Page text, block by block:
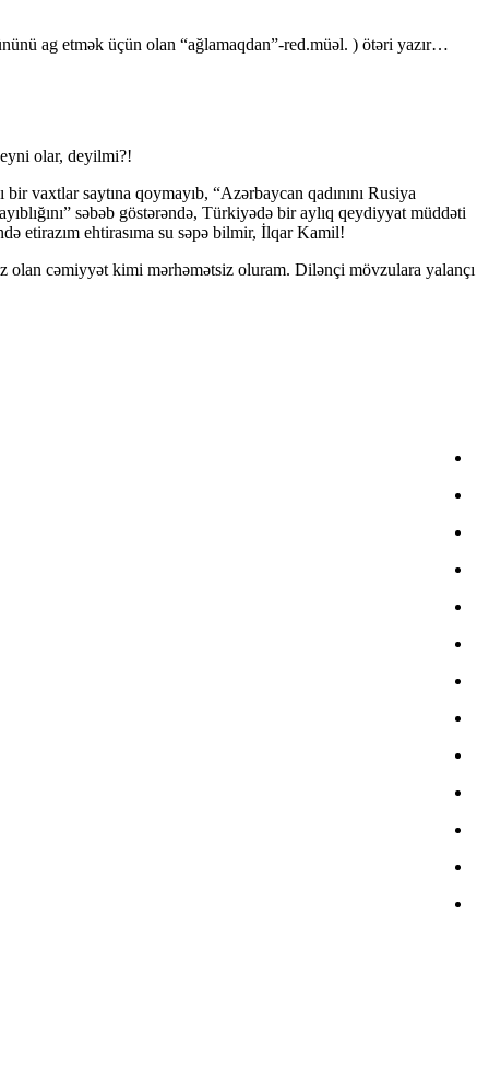
ag etmək üçün olan “ağlamaqdan”-red.müəl. ) ötəri yazır…
olar, deyilmi?!
vaxtlar saytına qoymayıb, “Azərbaycan qadınını Rusiya
səbəb göstərəndə, Türkiyədə bir aylıq qeydiyyat müddəti
etirazım ehtirasıma su səpə bilmir, İlqar Kamil!
olan cəmiyyət kimi mərhəmətsiz oluram. Dilənçi mövzulara yalançı